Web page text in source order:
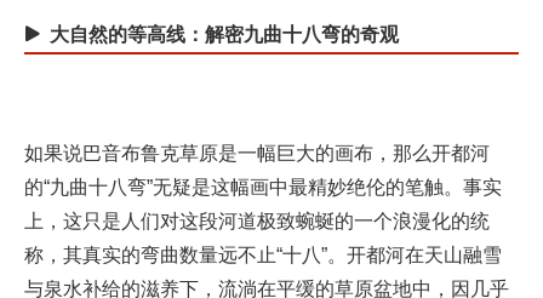
大自然的等高线：解密九曲十八弯的奇观
如果说巴音布鲁克草原是一幅巨大的画布，那么开都河
的“九曲十八弯”无疑是这幅画中最精妙绝伦的笔触。事实
上，这只是人们对这段河道极致蜿蜒的一个浪漫化的统
称，其真实的弯曲数量远不止“十八”。开都河在天山融雪
与泉水补给的滋养下，流淌在平缓的草原盆地中，因几乎